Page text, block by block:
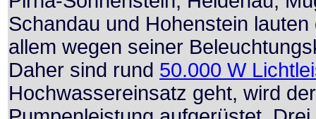
Schandau und Hohenstein
allem wegen seiner
Daher sind rund 50.000 W
Hochwassereinsatz geht, wird